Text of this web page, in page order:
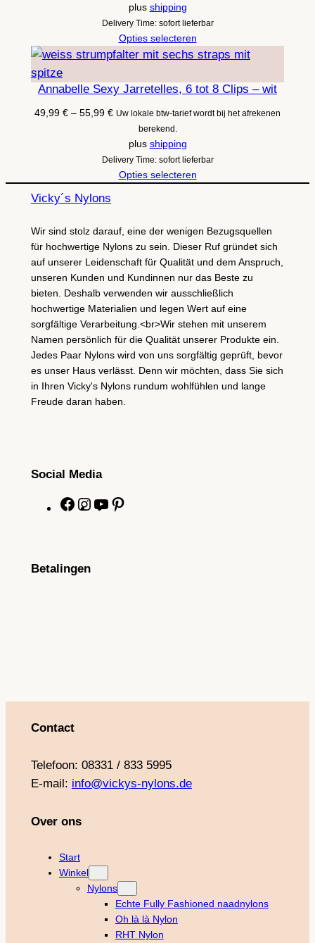
65,99 €
plus shipping
Delivery Time: sofort lieferbar
Opties selecteren
Annabelle Sexy Jarretelles, 6 tot 8 Clips – wit
49,99 € – 55,99 €Prijsklasse:
49,99 €
55,99 €
Uw lokale btw-tarief wordt bij het afrekenen
berekend.
plus shipping
Delivery Time: sofort lieferbar
Opties selecteren
Vicky´s Nylons
Wir sind stolz darauf, eine der wenigen Bezugsquellen
für hochwertige Nylons zu sein. Dieser Ruf gründet sich
auf unserer Leidenschaft für Qualität und dem Anspruch,
unseren Kunden und Kundinnen nur das Beste zu
bieten. Deshalb verwenden wir ausschließlich
hochwertige Materialien und legen Wert auf eine
sorgfältige Verarbeitung.<br>Wir stehen mit unserem
Namen persönlich für die Qualität unserer Produkte ein.
Jedes Paar Nylons wird von uns sorgfältig geprüft, bevor
es unser Haus verlässt. Denn wir möchten, dass Sie sich
in Ihren Vicky's Nylons rundum wohlfühlen und lange
Freude daran haben.
Social Media
F
b
I
Y
Betalingen
Contact
Telefoon: 08331 / 833 5995
E-mail: info@vickys-nylons.de
Over ons
Start
Winkel
Nylons
Echte Fully Fashioned naadnylons
Oh là là Nylon
RHT Nylon